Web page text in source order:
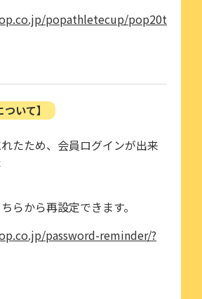
popathletecup/pop20t
いて】
たため、会員ログインが出来
らから再設定できます。
password-reminder/?